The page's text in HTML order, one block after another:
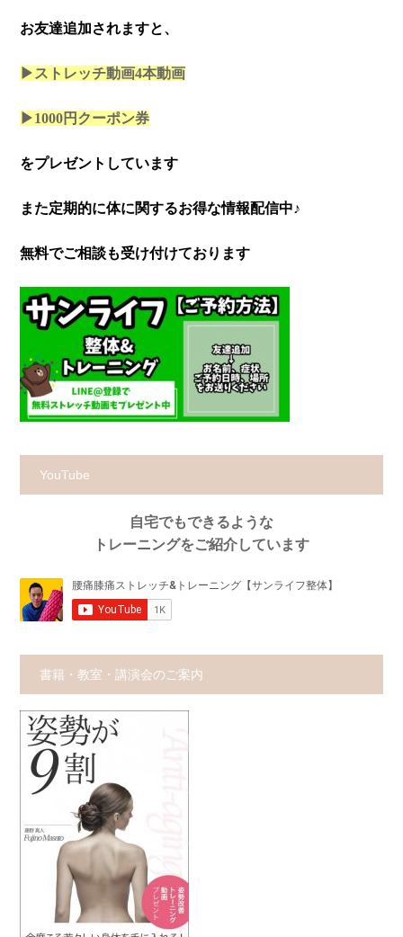
お友達追加されますと、
▶ストレッチ動画4本動画
▶1000円クーポン券
をプレゼントしています
また定期的に体に関するお得な情報配信中♪
無料でご相談も受け付けております
YouTube
自宅でもできるような
トレーニングをご紹介しています
書籍・教室・講演会のご案内